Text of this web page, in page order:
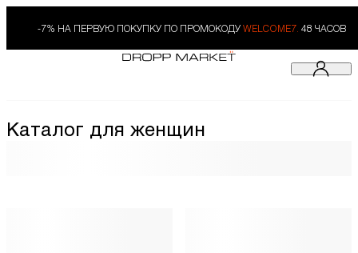
-7% НА ПЕРВУЮ ПОКУПКУ ПО ПРОМОКОДУ WELCOME7. 48 ЧАСОВ
Каталог для женщин